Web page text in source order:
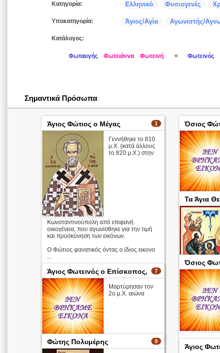
Κατηγορία: Ελληνικό Φυσιογενές
Υποκατηγορία: Άγιος/Αγία Αγωνιστής/
Κατάλογος:
Φωταυγής Φωτειάννα Φωτεινή « Φωτεινός
Σημαντικά Πρόσωπα
1
Άγιος Φώτιος ο Μέγας
Γεννήθηκε το 810
μ.Χ. (κατά άλλους
το 820 μ.Χ.) στην
Κωνσταντινούπολη από επιφανή
οικογένεια, που αγωνίσθηκε για την τιμή
και προσκύνηση των εικόνων.
Ο Φώτιος φανατικός όντας ο ίδιος εικονο
...
Το 'flioque'
σχηματικά
Απολυτίκιο
6 Φεβρουαρίου
Όσιος
Τα Άγια
6 Ιανουαρίου
Όσιος
24 Μαΐου
7
Άγιος Φωτεινός ο Επίσκοπος,
Μαρτύρησαν τον
2ο μ.Χ. αιώνα
περισσότερα >
9
Φώτης Πολυμέρης
Άγιος